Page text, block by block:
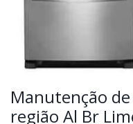
Manutenção
região Al Br